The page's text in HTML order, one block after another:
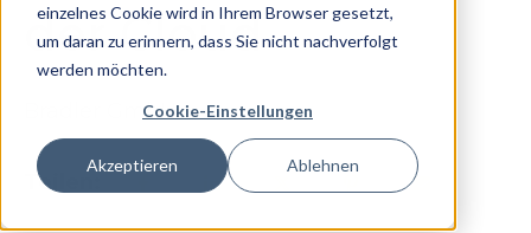
einzelnes Cookie wird in Ihrem Browser gesetzt,
um daran zu erinnern, dass Sie nicht nachverfolgt
werden möchten.
Cookie-Einstellungen
Akzeptieren Ablehnen
der Cloud
Bradler GmbH
Teilen: